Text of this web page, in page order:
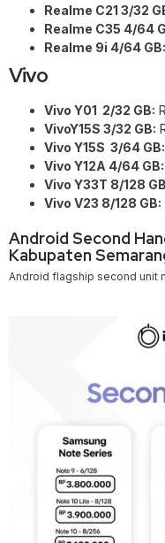
Realme C21 3/32
Realme C35 4/64
Realme 9i 4/64 GB:
Vivo
Vivo Y01 2/32 GB:
VivoY15S 3/32 GB:
Vivo Y15S 3/64 GB:
Vivo Y12A 4/64 GB:
Vivo Y33T 8/128
Vivo V23 8/128 GB:
Android Second
Kabupaten
Android flagship second unit